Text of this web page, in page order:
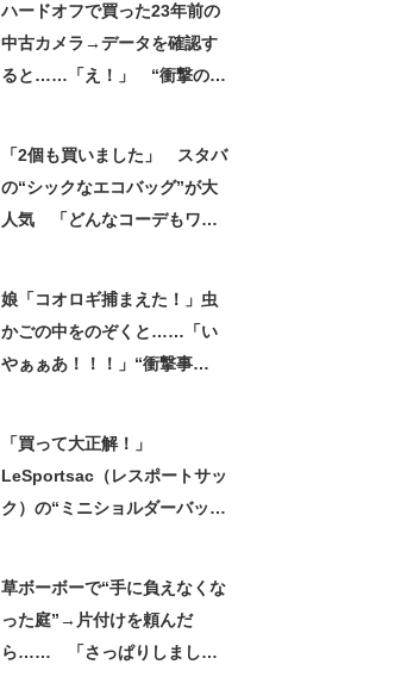
ハードオフで買った23年前の
中古カメラ→データを確認す
ると……「え！」 “衝撃の中
「2個も買いました」 スタバ
の“シックなエコバッグ”が大
人気 「どんなコーデもワン
娘「コオロギ捕まえた！」虫
かごの中をのぞくと……「い
やぁぁあ！！！」“衝撃事
「買って大正解！」
LeSportsac（レスポートサッ
ク）の“ミニショルダーバッ
草ボーボーで“手に負えなくな
った庭”→片付けを頼んだ
ら…… 「さっぱりしました